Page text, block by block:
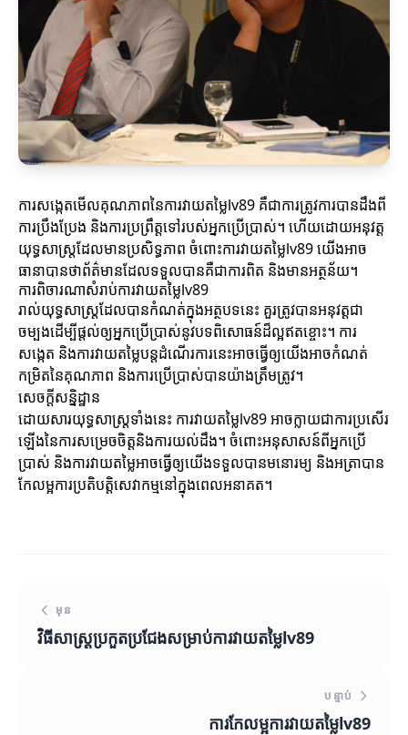
ការសង្កេតមើលគុណភាពនៃការវាយតម្លៃlv89 គឺជាការត្រូវការបានដឹងពី
ការប្រឹងប្រែង និងការប្រព្រឹត្តទៅរបស់អ្នកប្រើប្រាស់។ ហើយដោយអនុវត្ត
យុទ្ធសាស្ត្រដែលមានប្រសិទ្ធភាព ចំពោះការវាយតម្លៃlv89 យើងអាច
ធានាបានថាព័ត៌មានដែលទទួលបានគឺជាការពិត និងមានអត្ថន័យ។
ការពិចារណាសំរាប់ការវាយតម្លៃlv89
រាល់យុទ្ធសាស្ត្រដែលបានកំណត់ក្នុងអត្ថបទនេះ គួរត្រូវបានអនុវត្តជា
ចម្បងដើម្បីផ្តល់ឲ្យអ្នកប្រើប្រាស់នូវបទពិសោធន៍ដ៏ល្អឥតខ្ចោះ។ ការ
សង្កេត និងការវាយតម្លៃបន្តដំណើរការនេះអាចធ្វើឲ្យយើងអាចកំណត់
កម្រិតនៃគុណភាព និងការប្រើប្រាស់បានយ៉ាងត្រឹមត្រូវ។
សេចក្តីសន្និដ្ឋាន
ដោយសារយុទ្ធសាស្ត្រទាំងនេះ ការវាយតម្លៃlv89 អាចក្លាយជាការប្រសើរ
ឡើងនៃការសម្រេចចិត្តនិងការយល់ដឹង។ ចំពោះអនុសាសន៍ពីអ្នកប្រើ
ប្រាស់ និងការវាយតម្លៃអាចធ្វើឲ្យយើងទទួលបានមនោរម្យ និងអត្រាបាន
កែលម្អការប្រតិបត្តិសេវាកម្មនៅក្នុងពេលអនាគត។
មុន
វិធីសាស្ត្រប្រកួតប្រជែងសម្រាប់ការវាយតម្លៃlv89
បន្ទាប់
ការកែលម្អការវាយតម្លៃlv89